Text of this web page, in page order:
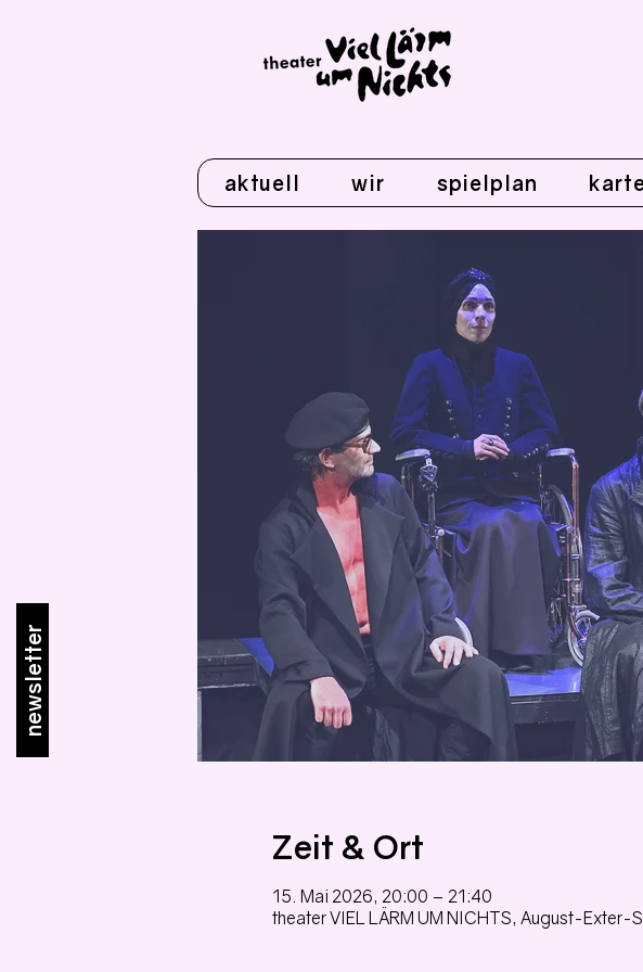
aktuell wir spielplan
newsletter
Zeit & Ort
15. Mai 2026, 20:00 – 21:40
theater VIEL LÄRM UM NICHTS, August-Exter-